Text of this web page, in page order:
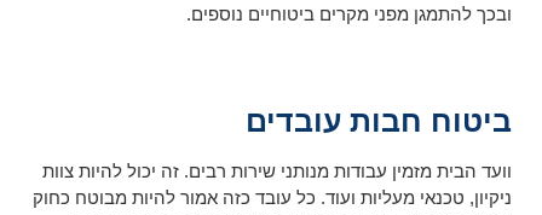
ובכך להתמגן מפני מקרים ביטוחיים נוספים.
ביטוח חבות עובדים
וועד הבית מזמין עבודות מנותני שירות רבים. זה יכול להיות צוות
ניקיון, טכנאי מעליות ועוד. כל עובד כזה אמור להיות מבוטח כחוק